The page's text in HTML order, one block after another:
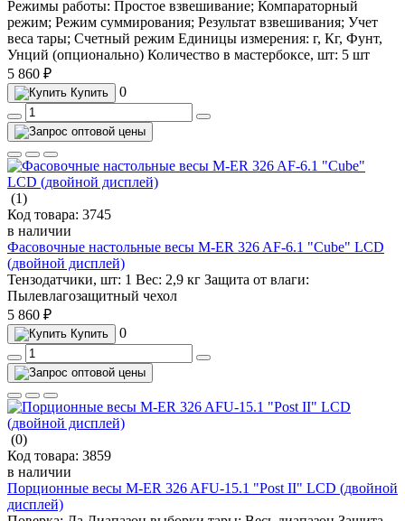
Режимы работы: Простое взвешивание; Компараторный
режим; Режим суммирования; Результат взвешивания; Учет
веса тары; Счетный режим Единицы измерения: г, Кг, Фунт,
Унций (опционально) Количество в мастербоксе, шт: 5 шт
5 860 ₽
Купить 0
(1)
Код товара: 3745
в наличии
Фасовочные настольные весы M-ER 326 AF-6.1 "Cube" LCD
(двойной дисплей)
Тензодатчики, шт: 1 Вес: 2,9 кг Защита от влаги:
Пылевлагозащитный чехол
5 860 ₽
Купить 0
(0)
Код товара: 3859
в наличии
Порционные весы M-ER 326 AFU-15.1 "Post II" LCD (двойной
дисплей)